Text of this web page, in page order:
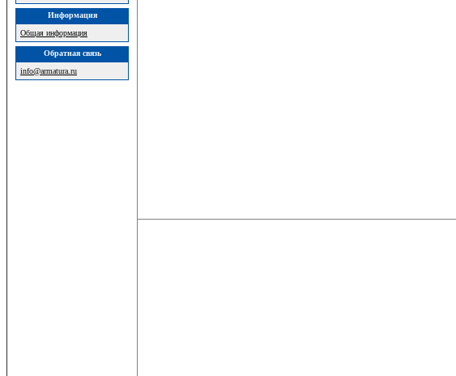
Информация
Общая информация
Обратная связь
info@armatura.ru